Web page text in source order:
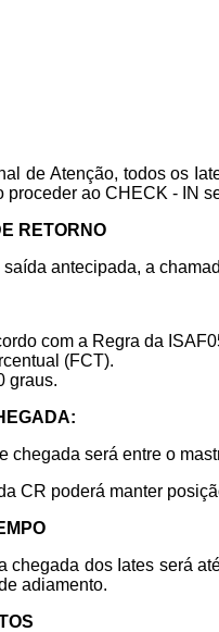
de Atenção, todos os
proceder ao CHECK - IN
RETORNO
saída antecipada, a
com a Regra da
(FCT).
graus.
chegada será entre o
CR poderá manter
chegada dos Iates será
adiamento.